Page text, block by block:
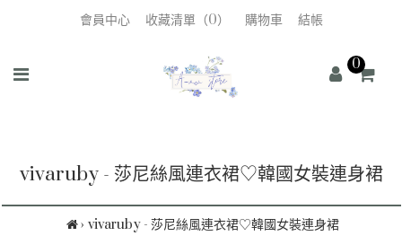
會員中心 收藏清單（0） 購物車 結帳
0
vivaruby - 莎尼絲風連衣裙♡韓國女裝連身裙
vivaruby - 莎尼絲風連衣裙♡韓國女裝連身裙